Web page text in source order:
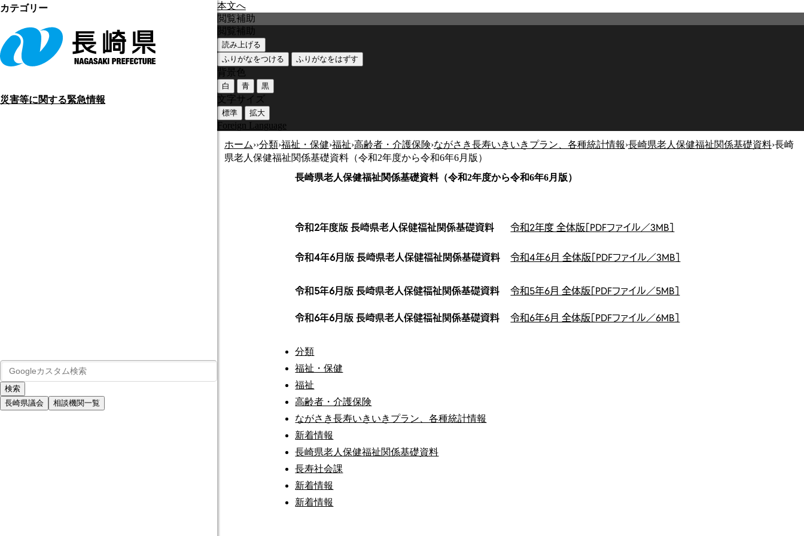
本文へ
災害等に関する緊急情報
長崎県議会 相談機関一覧
閲覧補助
閲覧補助
読み上げる
ふりがなをつける
ふりがなをはずす
背景色
白 青 黒
文字サイズ
標準 拡大
Foreign Language
ホーム››分類›福祉・保健›福祉›高齢者・介護保険›ながさき長寿いきいきプラン、各種統計情報›長崎県老人保健福祉関係基礎資料›長崎
県老人保健福祉関係基礎資料（令和2年度から令和6年6月版）
長崎県老人保健福祉関係基礎資料（令和2年度から令和6年6月版）
令和2年度版 長崎県老人保健福祉関係基礎資料 令和2年度 全体版［PDFファイル／3MB］
令和4年6月版 長崎県老人保健福祉関係基礎資料 令和4年6月 全体版［PDFファイル／3MB］
令和5年6月版 長崎県老人保健福祉関係基礎資料 令和5年6月 全体版［PDFファイル／5MB］
令和6年6月版 長崎県老人保健福祉関係基礎資料 令和6年6月 全体版［PDFファイル／6MB］
カテゴリー
分類
福祉・保健
福祉
高齢者・介護保険
ながさき長寿いきいきプラン、各種統計情報
新着情報
長崎県老人保健福祉関係基礎資料
長寿社会課
新着情報
新着情報